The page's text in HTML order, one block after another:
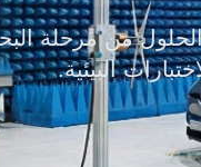
من مرحلة
عمليات اعتماد